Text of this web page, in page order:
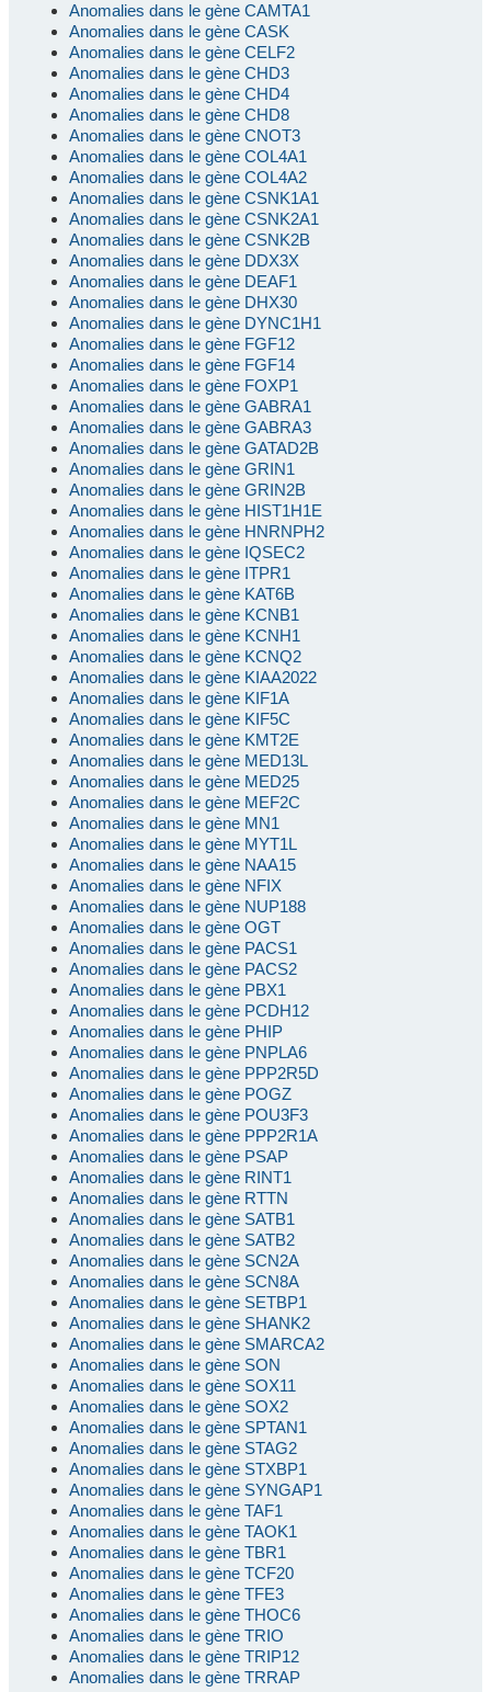
Anomalies dans le gène CAMTA1
Anomalies dans le gène CASK
Anomalies dans le gène CELF2
Anomalies dans le gène CHD3
Anomalies dans le gène CHD4
Anomalies dans le gène CHD8
Anomalies dans le gène CNOT3
Anomalies dans le gène COL4A1
Anomalies dans le gène COL4A2
Anomalies dans le gène CSNK1A1
Anomalies dans le gène CSNK2A1
Anomalies dans le gène CSNK2B
Anomalies dans le gène DDX3X
Anomalies dans le gène DEAF1
Anomalies dans le gène DHX30
Anomalies dans le gène DYNC1H1
Anomalies dans le gène FGF12
Anomalies dans le gène FGF14
Anomalies dans le gène FOXP1
Anomalies dans le gène GABRA1
Anomalies dans le gène GABRA3
Anomalies dans le gène GATAD2B
Anomalies dans le gène GRIN1
Anomalies dans le gène GRIN2B
Anomalies dans le gène HIST1H1E
Anomalies dans le gène HNRNPH2
Anomalies dans le gène IQSEC2
Anomalies dans le gène ITPR1
Anomalies dans le gène KAT6B
Anomalies dans le gène KCNB1
Anomalies dans le gène KCNH1
Anomalies dans le gène KCNQ2
Anomalies dans le gène KIAA2022
Anomalies dans le gène KIF1A
Anomalies dans le gène KIF5C
Anomalies dans le gène KMT2E
Anomalies dans le gène MED13L
Anomalies dans le gène MED25
Anomalies dans le gène MEF2C
Anomalies dans le gène MN1
Anomalies dans le gène MYT1L
Anomalies dans le gène NAA15
Anomalies dans le gène NFIX
Anomalies dans le gène NUP188
Anomalies dans le gène OGT
Anomalies dans le gène PACS1
Anomalies dans le gène PACS2
Anomalies dans le gène PBX1
Anomalies dans le gène PCDH12
Anomalies dans le gène PHIP
Anomalies dans le gène PNPLA6
Anomalies dans le gène PPP2R5D
Anomalies dans le gène POGZ
Anomalies dans le gène POU3F3
Anomalies dans le gène PPP2R1A
Anomalies dans le gène PSAP
Anomalies dans le gène RINT1
Anomalies dans le gène RTTN
Anomalies dans le gène SATB1
Anomalies dans le gène SATB2
Anomalies dans le gène SCN2A
Anomalies dans le gène SCN8A
Anomalies dans le gène SETBP1
Anomalies dans le gène SHANK2
Anomalies dans le gène SMARCA2
Anomalies dans le gène SON
Anomalies dans le gène SOX11
Anomalies dans le gène SOX2
Anomalies dans le gène SPTAN1
Anomalies dans le gène STAG2
Anomalies dans le gène STXBP1
Anomalies dans le gène SYNGAP1
Anomalies dans le gène TAF1
Anomalies dans le gène TAOK1
Anomalies dans le gène TBR1
Anomalies dans le gène TCF20
Anomalies dans le gène TFE3
Anomalies dans le gène THOC6
Anomalies dans le gène TRIO
Anomalies dans le gène TRIP12
Anomalies dans le gène TRRAP